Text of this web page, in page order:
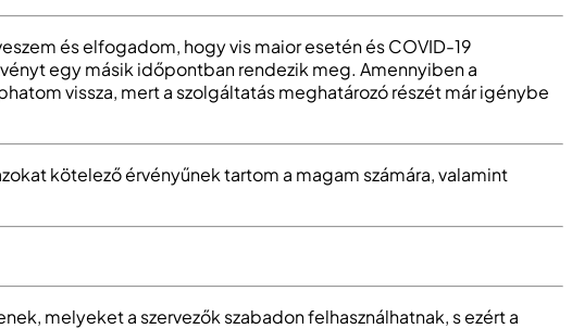
és elfogadom, hogy vis maior esetén és COVID-19
egy másik időpontban rendezik meg. Amennyiben a
vissza, mert a szolgáltatás meghatározó részét már igénybe
kötelező érvényűnek tartom a magam számára, valamint
melyeket a szervezők szabadon felhasználhatnak, s ezért a